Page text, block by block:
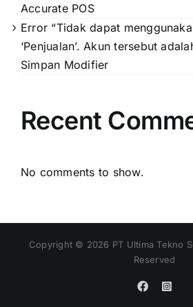
Accurate POS
Error “Tidak dapat
‘Penjualan’. Akun tersebut
Simpan Modifier
Recent
No comments to show.
Copyright © 2026 PT Ultima Tekno
Reserved
Facebook